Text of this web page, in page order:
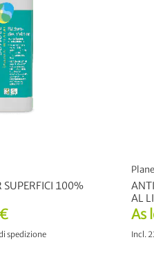
spedizione
SUPERFICI 100%
As
Incl.
AL